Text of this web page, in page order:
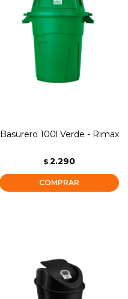
Basurero 100l Verde - Rimax
$ 2.290